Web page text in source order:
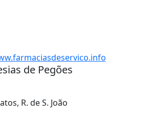
de Pegões
R. de S. João